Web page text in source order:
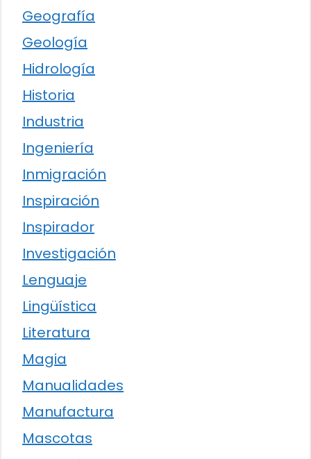
Geografía
Geología
Hidrología
Historia
Industria
Ingeniería
Inmigración
Inspiración
Inspirador
Investigación
Lenguaje
Lingüística
Literatura
Magia
Manualidades
Manufactura
Mascotas